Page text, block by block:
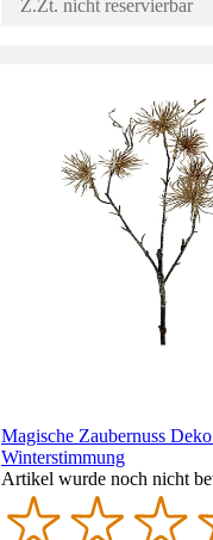
Z.Zt. nicht reservierbar
Magische Zaubernuss
Winterstimmung
Artikel wurde noch nicht